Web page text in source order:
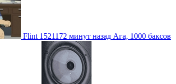
Flint 1521172 минут назад Ага, 1000 баксов